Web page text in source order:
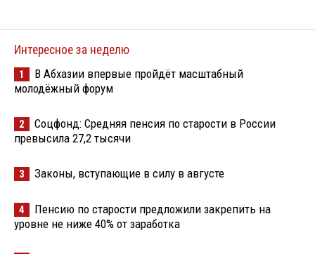
Интересное за неделю
1
В Абхазии впервые пройдёт масштабный
молодёжный форум
2
Соцфонд: Средняя пенсия по старости в России
превысила 27,2 тысячи
3 Законы, вступающие в силу в августе
4
Пенсию по старости предложили закрепить на
уровне не ниже 40% от заработка